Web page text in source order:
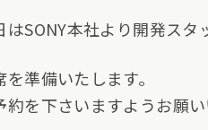
はSONY本社より開発スタ
を準備いたします。
約を下さいますようお願い